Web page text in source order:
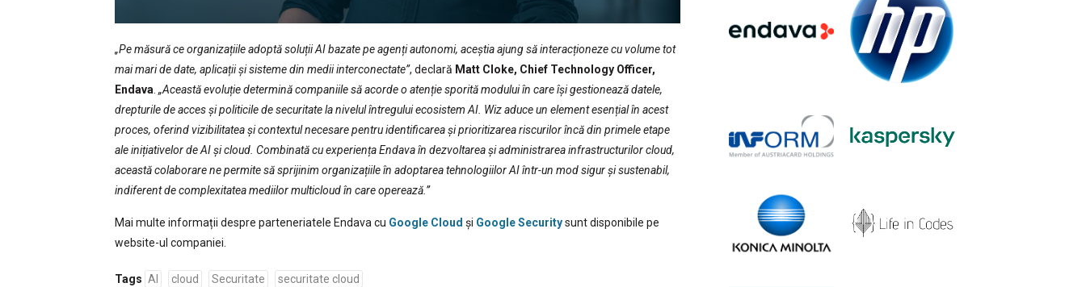
„Pe măsură ce organizațiile adoptă soluții AI bazate pe agenți autonomi, aceștia ajung să interacționeze cu volume tot
mai mari de date, aplicații și sisteme din medii interconectate”, declară Matt Cloke, Chief Technology Officer,
Endava „Această evoluție determină companiile să acorde o atenție sporită modului în care își gestionează datele,
drepturile de acces și politicile de securitate la nivelul întregului ecosistem AI. Wiz aduce un element esențial în acest
proces, oferind vizibilitatea și contextul necesare pentru identificarea și prioritizarea riscurilor încă din primele etape
ale inițiativelor de AI și cloud. Combinată cu experiența Endava în dezvoltarea și administrarea infrastructurilor cloud,
această colaborare ne permite să sprijinim organizațiile în adoptarea tehnologiilor AI într-un mod sigur și sustenabil,
indiferent de complexitatea mediilor multicloud în care operează.”
Mai multe informații despre parteneriatele Endava cu Google Cloud și Google Securitysunt disponibile pe
website-ul companiei.
Tags AI cloud Securitate securitate cloud